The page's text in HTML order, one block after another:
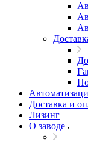
Доставка и
Лизинг
О заводе